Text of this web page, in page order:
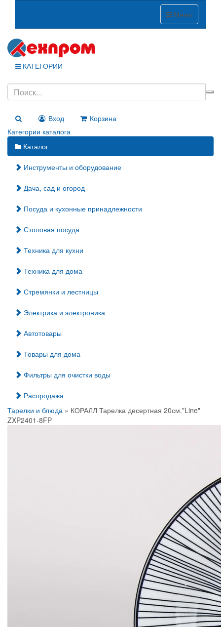
Меню
КАТЕГОРИИ
Вход
Корзина
Категории каталога
Каталог
Инструменты и оборудование
Дача, сад и огород
Посуда и кухонные принадлежности
Столовая посуда
Техника для кухни
Техника для дома
Стремянки и лестницы
Электрика и электроника
Автотовары
Товары для дома
Фильтры для очистки воды
Распродажа
Тарелки и блюда » КОРАЛЛ Тарелка десертная 20см."Line"
ZXP2401-8FP